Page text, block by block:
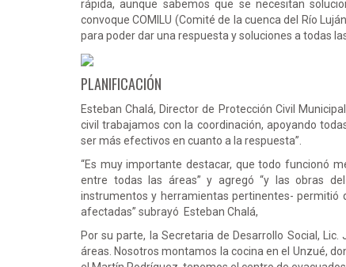
rápida, aunque sabemos que se necesitan
convoque COMILU (Comité de la cuenca del Río
para poder dar una respuesta y soluciones a todas
PLANIFICACIÓN
Esteban Chalá, Director de Protección Civil
civil trabajamos con la coordinación, apoyando
ser más efectivos en cuanto a la respuesta”.
“Es muy importante destacar, que todo funcionó
entre todas las áreas” y agregó “y las obras
instrumentos y herramientas pertinentes- permitió
afectadas” subrayó Esteban Chalá,
Por su parte, la Secretaria de Desarrollo Social,
áreas. Nosotros montamos la cocina en el Unzué,